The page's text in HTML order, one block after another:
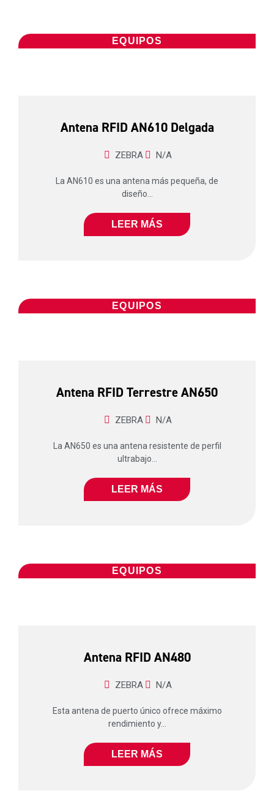
EQUIPOS
Antena RFID AN610 Delgada
ZEBRA N/A
La AN610 es una antena más pequeña, de
diseño...
LEER MÁS
EQUIPOS
Antena RFID Terrestre AN650
ZEBRA N/A
La AN650 es una antena resistente de perfil
ultrabajo...
LEER MÁS
EQUIPOS
Antena RFID AN480
ZEBRA N/A
Esta antena de puerto único ofrece máximo
rendimiento y...
LEER MÁS